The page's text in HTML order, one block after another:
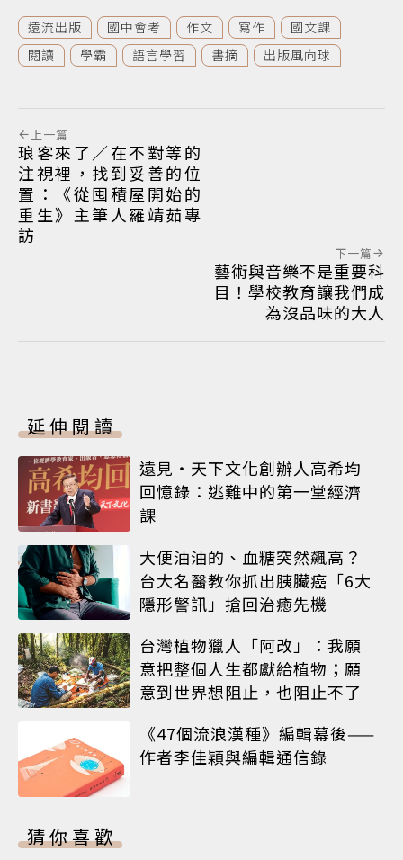
遠流出版 國中會考 作文 寫作
國文課
閱讀
學霸 語言學習 書摘 出版風向球
上一篇
琅客來了／在不對等的
注視裡，找到妥善的位
置：《從囤積屋開始的
重生》主筆人羅靖茹專
訪
下一篇
藝術與音樂不是重要科
目！學校教育讓我們成
為沒品味的大人
延伸閱讀
遠見‧天下文化創辦人高希均
回憶錄：逃難中的第一堂經濟
課
大便油油的、血糖突然飆高？
台大名醫教你抓出胰臟癌「6大
隱形警訊」搶回治癒先機
台灣植物獵人「阿改」：我願
意把整個人生都獻給植物；願
意到世界想阻止，也阻止不了
《47個流浪漢種》編輯幕後——
作者李佳穎與編輯通信錄
猜你喜歡